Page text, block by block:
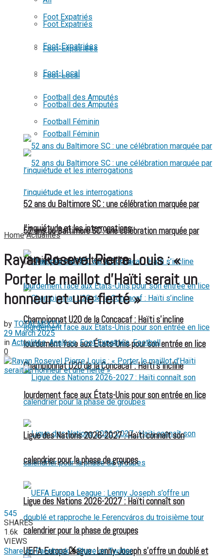
Foot Expatriés
Foot-Expatriées
Foot-Local
Football des Amputés
Football Féminin
52 ans du Baltimore SC : une célébration marquée par
l’inquiétude et les interrogations
Championnat U20 de la Concacaf : Haïti s’incline
lourdement face aux États-Unis pour son entrée en lice
Ligue des Nations 2026-2027 : Haïti connaît son
calendrier pour la phase de groupes
Foot Expatriés
Foot-Expatriées
Foot-Local
Football des Amputés
Football Féminin
52 ans du Baltimore SC : une célébration marquée par
l’inquiétude et les interrogations
Championnat U20 de la Concacaf : Haïti s’incline
lourdement face aux États-Unis pour son entrée en lice
Ligue des Nations 2026-2027 : Haïti connaît son
calendrier pour la phase de groupes
UEFA Europa League : Lenny Joseph s’offre un doublé et
Home Actualités
Rayan Rosevel Pierre Louis : «
Porter le maillot d’Haïti serait un
honneur et une fierté »
by TOTALMIXTV
29 March 2025
in Actualités,Analyse, Foot Expatriés,Football
0
545
SHARES
1.6k
VIEWS
Share on Facebook
Share on Twitter